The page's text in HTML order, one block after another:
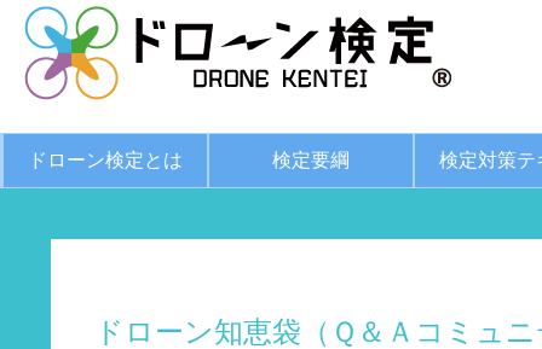
ドローン検定とは 検定要綱 検定対策テ
ドローン知恵袋（Ｑ＆Ａコミュ